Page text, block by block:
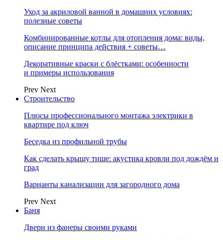
Уход за акриловой ванной в домашних условиях:
полезные советы
Комбинированные котлы для отопления дома: виды,
описание принципа действия + советы…
Декоративные краски с блёстками: особенности
и примеры использования
Prev Next
Строительство
Плюсы профессионального монтажа электрики в
квартире под ключ
Беседка из профильной трубы
Как сделать крышу тише: акустика кровли под дождём и
град
Варианты канализации для загородного дома
Prev Next
Баня
Двери из фанеры своими руками